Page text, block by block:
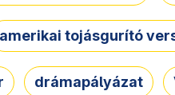
amerikai tojásgurító
drámapályázat